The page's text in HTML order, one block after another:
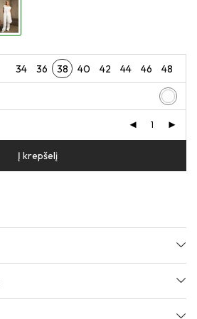
34 36 38 40 42 44 46 48
Į krepšelį